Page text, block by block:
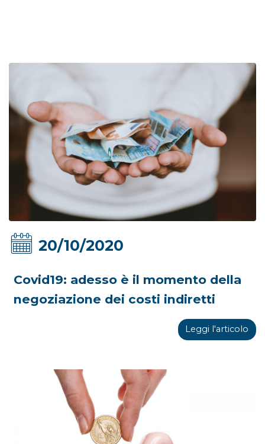
20/10/2020
Covid19: adesso è il momento della
negoziazione dei costi indiretti
Leggi l'articolo